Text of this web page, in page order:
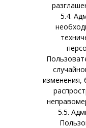
5.4.
изменения,
5.5.